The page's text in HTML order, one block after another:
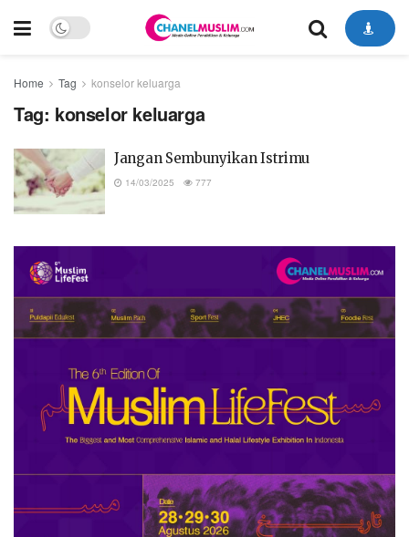
Home Tag konselor keluarga
Tag: konselor keluarga
Jangan Sembunyikan Istrimu
14/03/2025 777